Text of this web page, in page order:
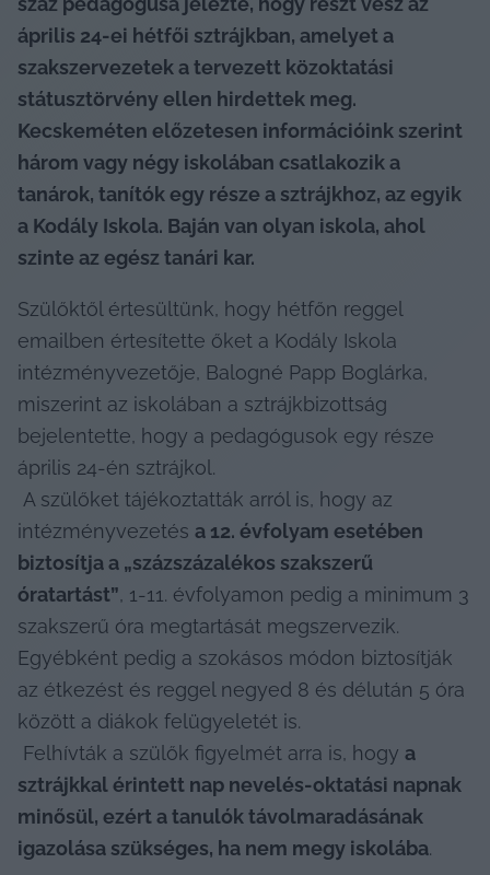
április 24-ei hétfői sztrájkban, amelyet a
szakszervezetek a tervezett közoktatási
státusztörvény ellen hirdettek meg.
Kecskeméten előzetesen információink szerint
három vagy négy iskolában csatlakozik a
tanárok, tanítók egy része a sztrájkhoz, az egyik
a Kodály Iskola. Baján van olyan iskola, ahol
szinte az egész tanári kar.
Szülőktől értesültünk, hogy hétfőn reggel
emailben értesítette őket a Kodály Iskola
intézményvezetője, Balogné Papp Boglárka,
miszerint az iskolában a sztrájkbizottság
bejelentette, hogy a pedagógusok egy része
április 24-én sztrájkol.
intézményvezetés a 12. évfolyam esetében
biztosítja a „százszázalékos szakszerű
óratartást”, 1-11. évfolyamon pedig a minimum 3
szakszerű óra megtartását megszervezik.
Egyébként pedig a szokásos módon biztosítják
az étkezést és reggel negyed 8 és délután 5 óra
között a diákok felügyeletét is.
Felhívták a szülők figyelmét arra is, hogy a
sztrájkkal érintett nap nevelés-oktatási napnak
minősül, ezért a tanulók távolmaradásának
igazolása szükséges, ha nem megy iskolába.